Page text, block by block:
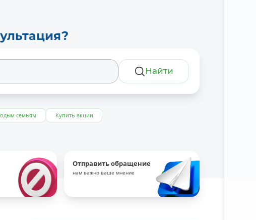
Найти
семьям
Купить акции
Отправить обращение
нам важно ваше мнение